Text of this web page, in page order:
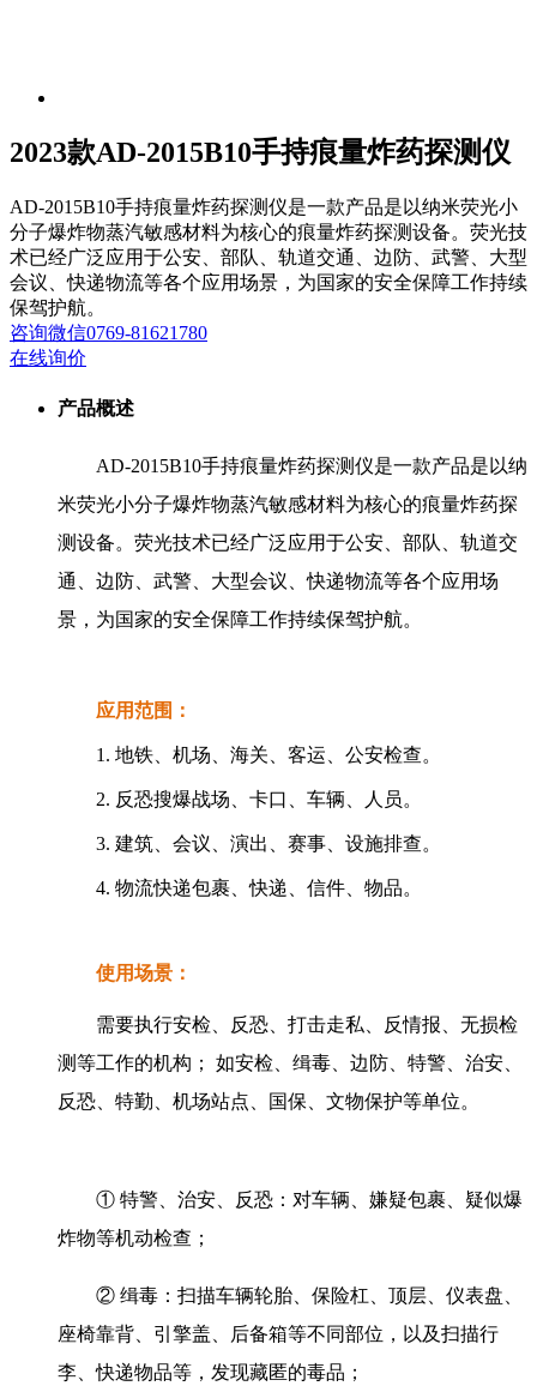
2023款AD-2015B10手持痕量炸药探测仪
AD-2015B10手持痕量炸药探测仪是一款产品是以纳米荧光小
分子爆炸物蒸汽敏感材料为核心的痕量炸药探测设备。荧光技
术已经广泛应用于公安、部队、轨道交通、边防、武警、大型
会议、快递物流等各个应用场景，为国家的安全保障工作持续
保驾护航。
咨询微信0769-81621780
在线询价
产品概述
AD-2015B10手持痕量炸药探测仪是一款产品是以纳
米荧光小分子爆炸物蒸汽敏感材料为核心的痕量炸药探
测设备。荧光技术已经广泛应用于公安、部队、轨道交
通、边防、武警、大型会议、快递物流等各个应用场
景，为国家的安全保障工作持续保驾护航。
应用范围：
1. 地铁、机场、海关、客运、公安检查。
2. 反恐搜爆战场、卡口、车辆、人员。
3. 建筑、会议、演出、赛事、设施排查。
4. 物流快递包裹、快递、信件、物品。
使用场景：
需要执行安检、反恐、打击走私、反情报、无损检
测等工作的机构； 如安检、缉毒、边防、特警、治安、
反恐、特勤、机场站点、国保、文物保护等单位。
① 特警、治安、反恐：对车辆、嫌疑包裹、疑似爆
炸物等机动检查；
② 缉毒：扫描车辆轮胎、保险杠、顶层、仪表盘、
座椅靠背、引擎盖、后备箱等不同部位，以及扫描行
李、快递物品等，发现藏匿的毒品；